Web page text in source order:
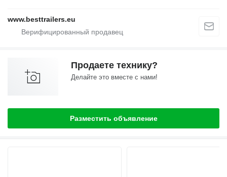
www.besttrailers.eu
Продаете технику?
Делайте это вместе с нами!
Разместить объявление